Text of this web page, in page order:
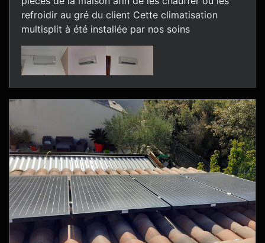
refroidir au gré du client Cette climatisation
multisplit à été installée par nos soins